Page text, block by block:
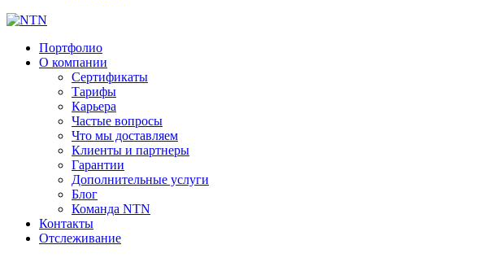
Портфолио
О компании
Сертификаты
Тарифы
Карьера
Частые вопросы
Что мы доставляем
Клиенты и партнеры
Гарантии
Дополнительные услуги
Блог
Команда NTN
Контакты
Отслеживание